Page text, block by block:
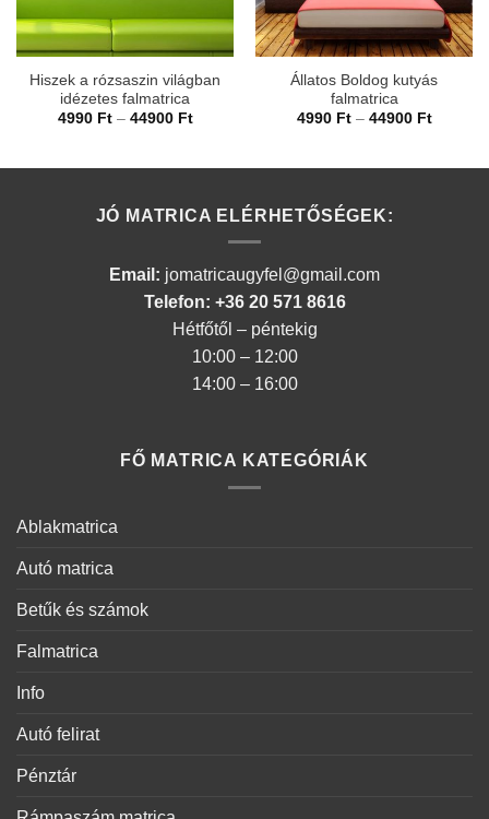
Hiszek a rózsaszin világban
idézetes falmatrica
4990 Ft – 44900 FtÁrtartomány:
Állatos Boldog kutyás
falmatrica
4990 Ft – 44900 Ft
JÓ MATRICA ELÉRHETŐSÉGEK:
Email: jomatricaugyfel@gmail.com
Telefon: +36 20 571 8616
Hétfőtől – péntekig
10:00 – 12:00
14:00 – 16:00
FŐ MATRICA KATEGÓRIÁK
Ablakmatrica
Autó matrica
Betűk és számok
Falmatrica
Info
Autó felirat
Pénztár